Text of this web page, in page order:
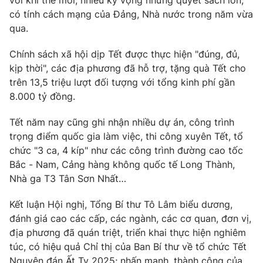
Sản phẩm
Thị trường
Tư vấn
Lịch phát sóng
Chuyên mục khác
Emagazine
Photo Infographic
Video Shorts video
VTV Money VTV Thể thao
VTV Sức khoẻ Bất động sản
có tính cách mạng của Đảng, Nhà nước trong năm vừa
qua.
Chính sách xã hội dịp Tết được thực hiện "đúng, đủ,
kịp thời", các địa phương đã hỗ trợ, tặng quà Tết cho
trên 13,5 triệu lượt đối tượng với tổng kinh phí gần
8.000 tỷ đồng.
Tết năm nay cũng ghi nhận nhiều dự án, công trình
trọng điểm quốc gia làm việc, thi công xuyên Tết, tổ
chức "3 ca, 4 kíp" như các công trình đường cao tốc
Bắc - Nam, Cảng hàng không quốc tế Long Thành,
Nhà ga T3 Tân Sơn Nhất…
Kết luận Hội nghị, Tổng Bí thư Tô Lâm biểu dương,
đánh giá cao các cấp, các ngành, các cơ quan, đơn vị,
địa phương đã quán triệt, triển khai thực hiện nghiêm
túc, có hiệu quả Chỉ thị của Ban Bí thư về tổ chức Tết
Nguyên đán Ất Ty 2025; nhấn mạnh, thành công của